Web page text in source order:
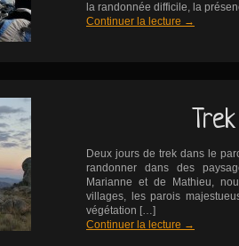
la randonnée difficile, la
Continuer la lecture →
Deux jours de trek dans le
randonner dans des
Marianne et de Mathieu,
villages, les parois
végétation […]
Continuer la lecture →